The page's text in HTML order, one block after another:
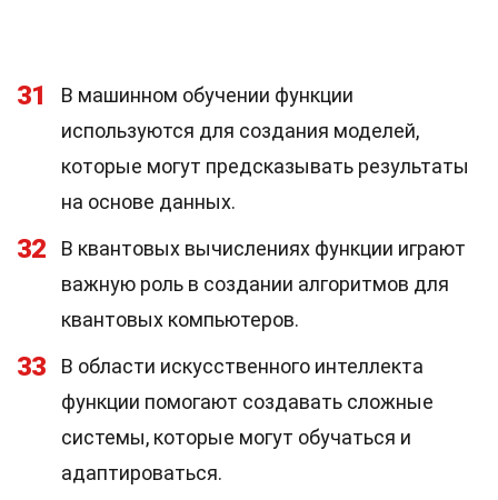
31
В машинном обучении функции
используются для создания моделей,
которые могут предсказывать результаты
на основе данных.
32
В квантовых вычислениях функции играют
важную роль в создании алгоритмов для
квантовых компьютеров.
33
В области искусственного интеллекта
функции помогают создавать сложные
системы, которые могут обучаться и
адаптироваться.